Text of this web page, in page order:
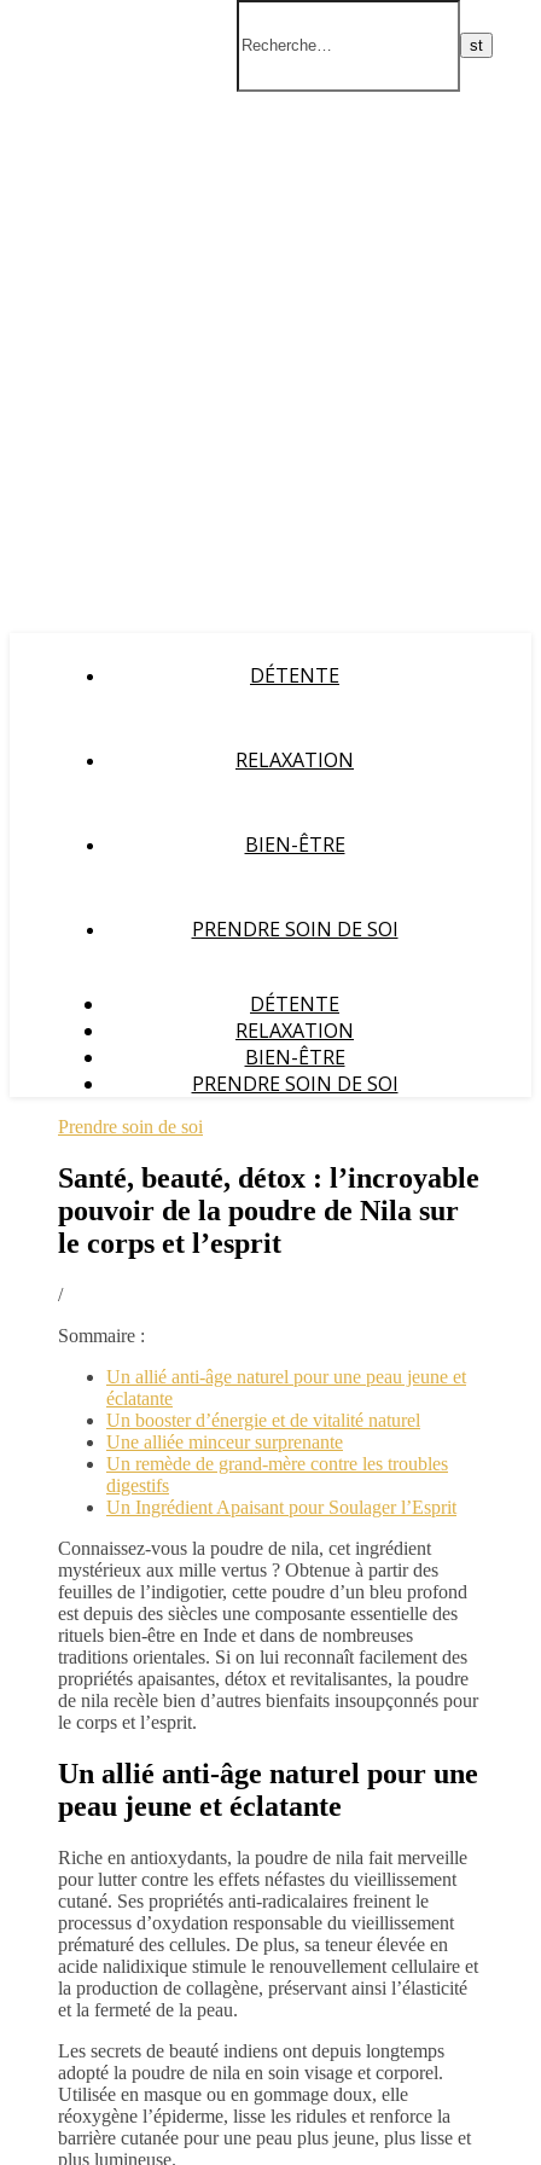
DÉTENTE
RELAXATION
BIEN-ÊTRE
PRENDRE SOIN DE SOI
DÉTENTE
RELAXATION
BIEN-ÊTRE
PRENDRE SOIN DE SOI
Prendre soin de soi
Santé, beauté, détox : l’incroyable
pouvoir de la poudre de Nila sur
le corps et l’esprit
/
Sommaire :
Un allié anti-âge naturel pour une peau jeune et
éclatante
Un booster d’énergie et de vitalité naturel
Une alliée minceur surprenante
Un remède de grand-mère contre les troubles
digestifs
Un Ingrédient Apaisant pour Soulager l’Esprit
Connaissez-vous la poudre de nila, cet ingrédient
mystérieux aux mille vertus ? Obtenue à partir des
feuilles de l’indigotier, cette poudre d’un bleu profond
est depuis des siècles une composante essentielle des
rituels bien-être en Inde et dans de nombreuses
traditions orientales. Si on lui reconnaît facilement des
propriétés apaisantes, détox et revitalisantes, la poudre
de nila recèle bien d’autres bienfaits insoupçonnés pour
le corps et l’esprit.
Un allié anti-âge naturel pour une
peau jeune et éclatante
Riche en antioxydants, la poudre de nila fait merveille
pour lutter contre les effets néfastes du vieillissement
cutané. Ses propriétés anti-radicalaires freinent le
processus d’oxydation responsable du vieillissement
prématuré des cellules. De plus, sa teneur élevée en
acide nalidixique stimule le renouvellement cellulaire et
la production de collagène, préservant ainsi l’élasticité
et la fermeté de la peau.
Les secrets de beauté indiens ont depuis longtemps
adopté la poudre de nila en soin visage et corporel.
Utilisée en masque ou en gommage doux, elle
réoxygène l’épiderme, lisse les ridules et renforce la
barrière cutanée pour une peau plus jeune, plus lisse et
plus lumineuse.